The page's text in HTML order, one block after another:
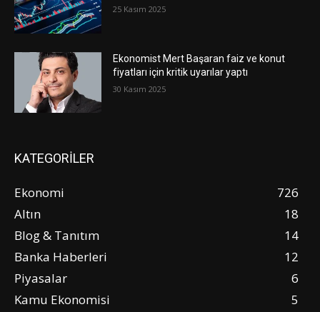
25 Kasım 2025
Ekonomist Mert Başaran faiz ve konut
fiyatları için kritik uyarılar yaptı
30 Kasım 2025
KATEGORİLER
Ekonomi
726
Altın
18
Blog & Tanıtım
14
Banka Haberleri
12
Piyasalar
6
Kamu Ekonomisi
5